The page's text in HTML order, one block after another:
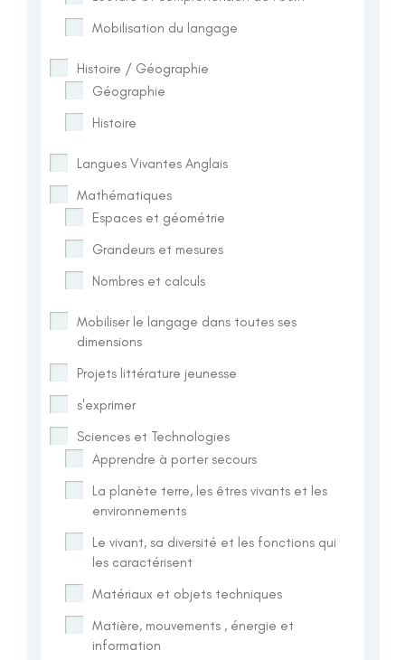
Mobilisation du langage
Histoire / Géographie
Géographie
Histoire
Langues Vivantes Anglais
Mathématiques
Espaces et géométrie
Grandeurs et mesures
Nombres et calculs
Mobiliser le langage dans toutes ses
dimensions
Projets littérature jeunesse
s'exprimer
Sciences et Technologies
Apprendre à porter secours
La planète terre, les êtres vivants et les
environnements
Le vivant, sa diversité et les fonctions qui
les caractérisent
Matériaux et objets techniques
Matière, mouvements , énergie et
information